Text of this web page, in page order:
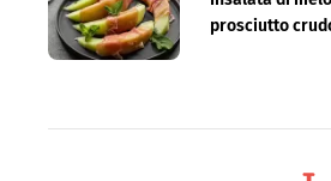
prosciutto